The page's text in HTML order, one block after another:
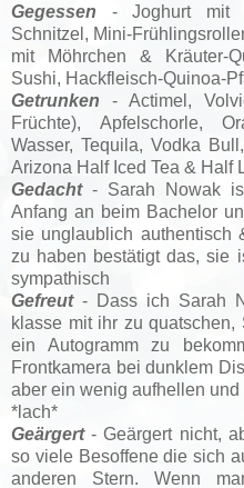
Gegessen - Joghurt mit
Schnitzel, Mini-
mit Möhrchen & Kräuter-
Sushi, Hackfleisch-Quinoa-
Getrunken - Actimel,
Früchte), Apfelschorle,
Wasser, Tequila, Vodka
Arizona Half Iced Tea & Half
Gedacht- Sarah Nowak
Anfang an beim Bachelor
sie unglaublich authentisch
zu haben bestätigt das, sie
sympathisch
Gefreut- Dass ich Sarah
klasse mit ihr zu
ein Autogramm zu
Frontkamera bei dunklem
aber ein wenig aufhellen
*lach*
Geärgert- Geärgert nicht,
so viele Besoffene die sich
anderen Stern. Wenn